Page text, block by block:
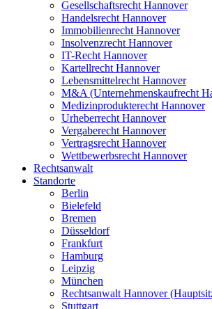
Gesellschaftsrecht Hannover
Handelsrecht Hannover
Immobilienrecht Hannover
Insolvenzrecht Hannover
IT-Recht Hannover
Kartellrecht Hannover
Lebensmittelrecht Hannover
M&A (Unternehmenskaufrecht
Medizinprodukterecht Hannover
Urheberrecht Hannover
Vergaberecht Hannover
Vertragsrecht Hannover
Wettbewerbsrecht Hannover
Rechtsanwalt
Standorte
Berlin
Bielefeld
Bremen
Düsseldorf
Frankfurt
Hamburg
Leipzig
München
Rechtsanwalt Hannover
Stuttgart